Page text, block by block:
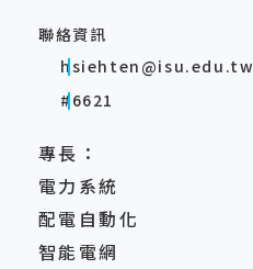
聯絡資訊
hsiehten@isu.edu.tw
#6621
專長：
電力系統
配電自動化
智能電網